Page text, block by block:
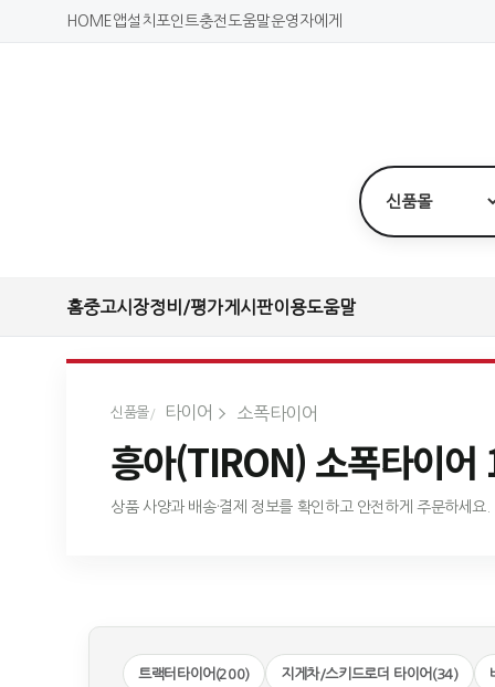
HOME 앱설치 포인트충전도움말운영자에게
홈중고시장정비/평가게시판이용도움말
신품몰 타이어 소폭타이어
흥아(TIRON) 소폭타이
상품 사양과 배송·결제 정보를 확인하고 안전하게 주문하세요.
트랙터타이어(200) 지게차/스키드로더 타이어(34)